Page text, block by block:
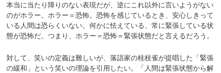
本当に当たり障りのない表現だが、逆にこれ以外に言いようがない
のがホラー。ホラー＝恐怖。恐怖を感じているとき、安心しきって
いる人間は恐らくいない。何かに怯えている、常に緊張している状
態が恐怖だ。つまり、ホラー＝恐怖＝緊張状態だと言えるだろう。
対して、笑いの定義は難しいが、落語家の桂枝雀が提唱した「緊張
の緩和」という笑いの理論を引用したい。「人間は緊張状態から解